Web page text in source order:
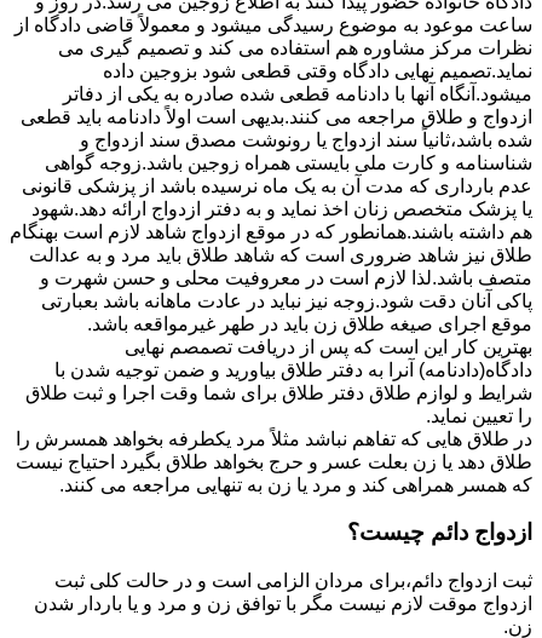
ساعت موعود به موضوع رسیدگی میشود و معمولاً قاضی دادگاه از
نظرات مرکز مشاوره هم استفاده می کند و تصمیم گیری می
نماید.تصمیم نهایی دادگاه وقتی قطعی شود بزوجین داده
میشود.آنگاه آنها با دادنامه قطعی شده صادره به یکی از دفاتر
ازدواج و طلاق مراجعه می کنند.بدیهی است اولاً دادنامه باید قطعی
شده باشد،ثانیاً سند ازدواج یا رونوشت مصدق سند ازدواج و
شناسنامه و کارت ملی بایستی همراه زوجین باشد.زوجه گواهی
عدم بارداری که مدت آن به یک ماه نرسیده باشد از پزشکی قانونی
یا پزشک متخصص زنان اخذ نماید و به دفتر ازدواج ارائه دهد.شهود
هم داشته باشند.همانطور که در موقع ازدواج شاهد لازم است بهنگام
طلاق نیز شاهد ضروری است که شاهد طلاق باید مرد و به عدالت
متصف باشد.لذا لازم است در معروفیت محلی و حسن شهرت و
پاکی آنان دقت شود.زوجه نیز نباید در عادت ماهانه باشد بعبارتی
موقع اجرای صیغه طلاق زن باید در طهر غیرمواقعه باشد.
بهترین کار این است که پس از دریافت تصمصم نهایی
دادگاه(دادنامه) آنرا به دفتر طلاق بیاورید و ضمن توجیه شدن با
شرایط و لوازم طلاق دفتر طلاق برای شما وقت اجرا و ثبت طلاق
را تعیین نماید.
در طلاق هایی که تفاهم نباشد مثلاً مرد یکطرفه بخواهد همسرش را
طلاق دهد یا زن بعلت عسر و حرج بخواهد طلاق بگیرد احتیاج نیست
که همسر همراهی کند و مرد یا زن به تنهایی مراجعه می کنند.
ازدواج دائم چیست؟
ثبت ازدواج دائم،برای مردان الزامی است و در حالت کلی ثبت
ازدواج موقت لازم نیست مگر با توافق زن و مرد و یا باردار شدن
زن.